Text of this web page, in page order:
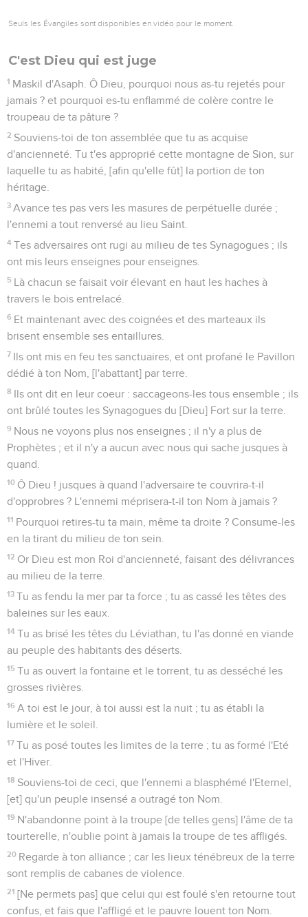
Seuls les Évangiles sont disponibles en vidéo pour le moment.
C'est Dieu qui est juge
1 Maskil d'Asaph. Ô Dieu, pourquoi nous as-tu rejetés pour
jamais ? et pourquoi es-tu enflammé de colère contre le
troupeau de ta pâture ?
2 Souviens-toi de ton assemblée que tu as acquise
d'ancienneté. Tu t'es approprié cette montagne de Sion, sur
laquelle tu as habité, [afin qu'elle fût] la portion de ton
héritage.
3 Avance tes pas vers les masures de perpétuelle durée ;
l'ennemi a tout renversé au lieu Saint.
4 Tes adversaires ont rugi au milieu de tes Synagogues ; ils
ont mis leurs enseignes pour enseignes.
5 Là chacun se faisait voir élevant en haut les haches à
travers le bois entrelacé.
6 Et maintenant avec des coignées et des marteaux ils
brisent ensemble ses entaillures.
7 Ils ont mis en feu tes sanctuaires, et ont profané le Pavillon
dédié à ton Nom, [l'abattant] par terre.
8 Ils ont dit en leur coeur : saccageons-les tous ensemble ; ils
ont brûlé toutes les Synagogues du [Dieu] Fort sur la terre.
9 Nous ne voyons plus nos enseignes ; il n'y a plus de
Prophètes ; et il n'y a aucun avec nous qui sache jusques à
quand.
10 Ô Dieu ! jusques à quand l'adversaire te couvrira-t-il
d'opprobres ? L'ennemi méprisera-t-il ton Nom à jamais ?
11 Pourquoi retires-tu ta main, même ta droite ? Consume-les
en la tirant du milieu de ton sein.
12 Or Dieu est mon Roi d'ancienneté, faisant des délivrances
au milieu de la terre.
13 Tu as fendu la mer par ta force ; tu as cassé les têtes des
baleines sur les eaux.
14 Tu as brisé les têtes du Léviathan, tu l'as donné en viande
au peuple des habitants des déserts.
15 Tu as ouvert la fontaine et le torrent, tu as desséché les
grosses rivières.
16 A toi est le jour, à toi aussi est la nuit ; tu as établi la
lumière et le soleil.
17 Tu as posé toutes les limites de la terre ; tu as formé l'Eté
et l'Hiver.
18 Souviens-toi de ceci, que l'ennemi a blasphémé l'Eternel,
[et] qu'un peuple insensé a outragé ton Nom.
19 N'abandonne point à la troupe [de telles gens] l'âme de ta
tourterelle, n'oublie point à jamais la troupe de tes affligés.
20 Regarde à ton alliance ; car les lieux ténébreux de la terre
sont remplis de cabanes de violence.
21 [Ne permets pas] que celui qui est foulé s'en retourne tout
confus, et fais que l'affligé et le pauvre louent ton Nom.